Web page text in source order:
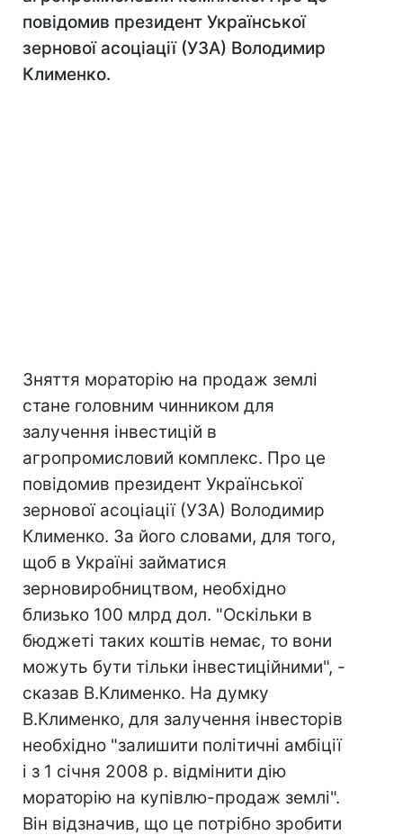
повідомив президент Української
зернової асоціації (УЗА) Володимир
Клименко.
Зняття мораторію на продаж землі
стане головним чинником для
залучення інвестицій в
агропромисловий комплекс. Про це
повідомив президент Української
зернової асоціації (УЗА) Володимир
Клименко. За його словами, для того,
щоб в Україні займатися
зерновиробництвом, необхідно
близько 100 млрд дол. "Оскільки в
бюджеті таких коштів немає, то вони
можуть бути тільки інвестиційними", -
сказав В.Клименко. На думку
В.Клименко, для залучення інвесторів
необхідно "залишити політичні амбіції
і з 1 січня 2008 р. відмінити дію
мораторію на купівлю-продаж землі".
Він відзначив, що це потрібно зробити